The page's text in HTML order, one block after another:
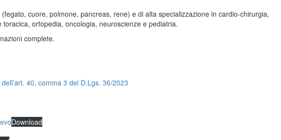
cuore, polmone, pancreas, rene) e di alta specializzazione in cardio-chirurgia,
ortopedia, oncologia, neuroscienze e pediatria.
complete.
40, comma 3 del D.Lgs. 36/2023
Download